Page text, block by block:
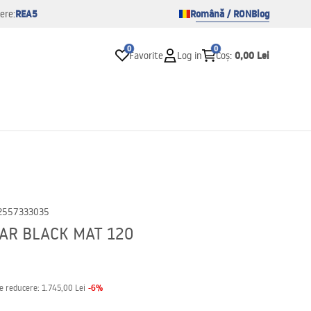
REA5 Română / RONBlog
0
Favorite Log in
0
Coș: 0,00 Lei
BLACK MAT 120
reducere: 1.745,00 Lei -6%